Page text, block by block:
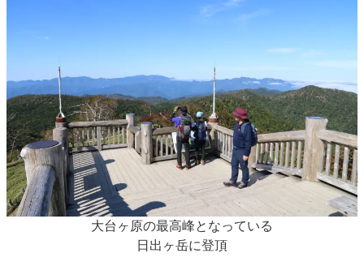
大台ヶ原の最高峰となっている
日出ヶ岳に登頂